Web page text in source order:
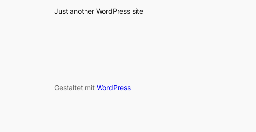
Just another WordPress site
Gestaltet mit WordPress